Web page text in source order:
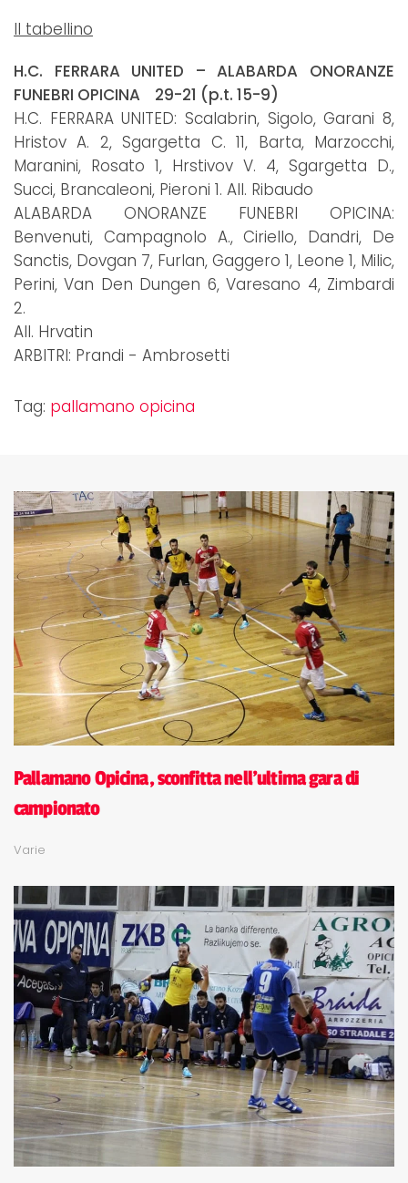
Il tabellino
H.C. FERRARA UNITED – ALABARDA ONORANZE
FUNEBRI OPICINA 29-21 (p.t. 15-9)
H.C. FERRARA UNITED: Scalabrin, Sigolo, Garani 8,
Hristov A. 2, Sgargetta C. 11, Barta, Marzocchi,
Maranini, Rosato 1, Hrstivov V. 4, Sgargetta D.,
Succi, Brancaleoni, Pieroni 1. All. Ribaudo
ALABARDA ONORANZE FUNEBRI OPICINA:
Benvenuti, Campagnolo A., Ciriello, Dandri, De
Sanctis, Dovgan 7, Furlan, Gaggero 1, Leone 1, Milic,
Perini, Van Den Dungen 6, Varesano 4, Zimbardi
2.
All. Hrvatin
ARBITRI: Prandi - Ambrosetti
Tag: pallamano opicina
Pallamano Opicina, sconfitta nell'ultima gara di
campionato
Varie